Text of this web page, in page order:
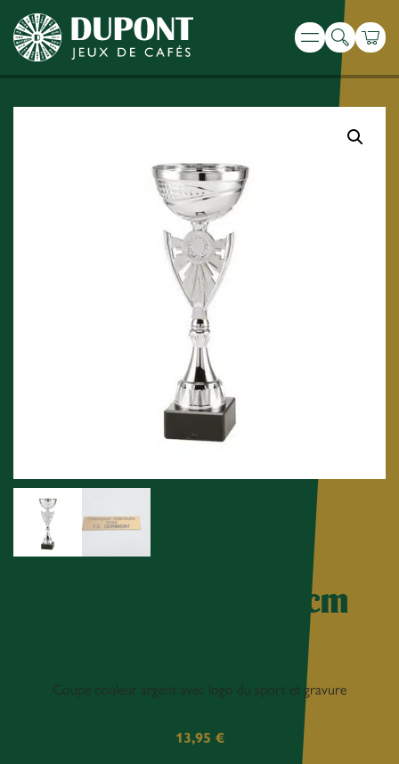
Menu
Recherche
Coupe argent 28 cm
Coupe couleur argent avec logo du sport et gravure
13,95 €